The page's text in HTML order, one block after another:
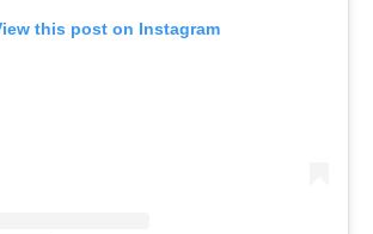
this post on Instagram